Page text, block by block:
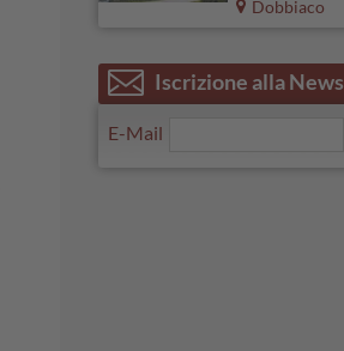
Dobbiaco
Iscrizione alla
E-Mail